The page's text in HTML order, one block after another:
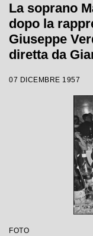
La soprano
dopo la
Giuseppe
diretta da
quale è stata
lirica 1957-
07 DICEMBRE 1957
FOTO